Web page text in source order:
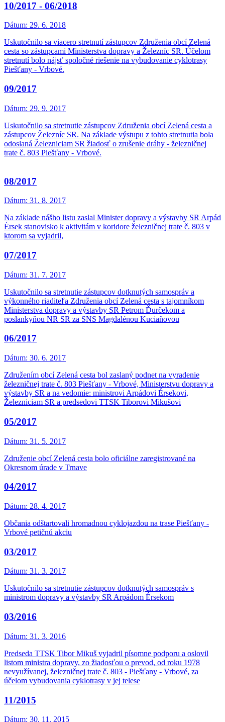
10/2017 - 06/2018
Dátum: 29. 6. 2018
Uskutočnilo sa viacero stretnutí zástupcov Združenia obcí Zelená
cesta so zástupcami Ministerstva dopravy a Železníc SR. Účelom
stretnutí bolo nájsť spoločné riešenie na vybudovanie cyklotrasy
Piešťany - Vrbové.
09/2017
Dátum: 29. 9. 2017
Uskutočnilo sa stretnutie zástupcov Združenia obcí Zelená cesta a
zástupcov Železníc SR. Na základe výstupu z tohto stretnutia bola
odoslaná Železniciam SR žiadosť o zrušenie dráhy - železničnej
trate č. 803 Piešťany - Vrbové.
08/2017
Dátum: 31. 8. 2017
Na základe nášho listu zaslal Minister dopravy a výstavby SR Arpád
Érsek stanovisko k aktivitám v koridore železničnej trate č. 803 v
ktorom sa vyjadril,
07/2017
Dátum: 31. 7. 2017
Uskutočnilo sa stretnutie zástupcov dotknutých samospráv a
výkonného riaditeľa Združenia obcí Zelená cesta s tajomníkom
Ministerstva dopravy a výstavby SR Petrom Ďurčekom a
poslankyňou NR SR za SNS Magdalénou Kuciaňovou
06/2017
Dátum: 30. 6. 2017
Združením obcí Zelená cesta bol zaslaný podnet na vyradenie
železničnej trate č. 803 Piešťany - Vrbové, Ministerstvu dopravy a
výstavby SR a na vedomie: ministrovi Arpádovi Érsekovi,
Železniciam SR a predsedovi TTSK Tiborovi Mikušovi
05/2017
Dátum: 31. 5. 2017
Združenie obcí Zelená cesta bolo oficiálne zaregistrované na
Okresnom úrade v Trnave
04/2017
Dátum: 28. 4. 2017
Občania odštartovali hromadnou cyklojazdou na trase Piešťany -
Vrbové petičnú akciu
03/2017
Dátum: 31. 3. 2017
Uskutočnilo sa stretnutie zástupcov dotknutých samospráv s
ministrom dopravy a výstavby SR Arpádom Érsekom
03/2016
Dátum: 31. 3. 2016
Predseda TTSK Tibor Mikuš vyjadril písomne podporu a oslovil
listom ministra dopravy, zo žiadosťou o prevod, od roku 1978
nevyužívanej, železničnej trate č. 803 - Piešťany - Vrbové, za
účelom vybudovania cyklotrasy v jej telese
11/2015
Dátum: 30. 11. 2015